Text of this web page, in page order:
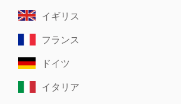
イギリス
フランス
ドイツ
イタリア